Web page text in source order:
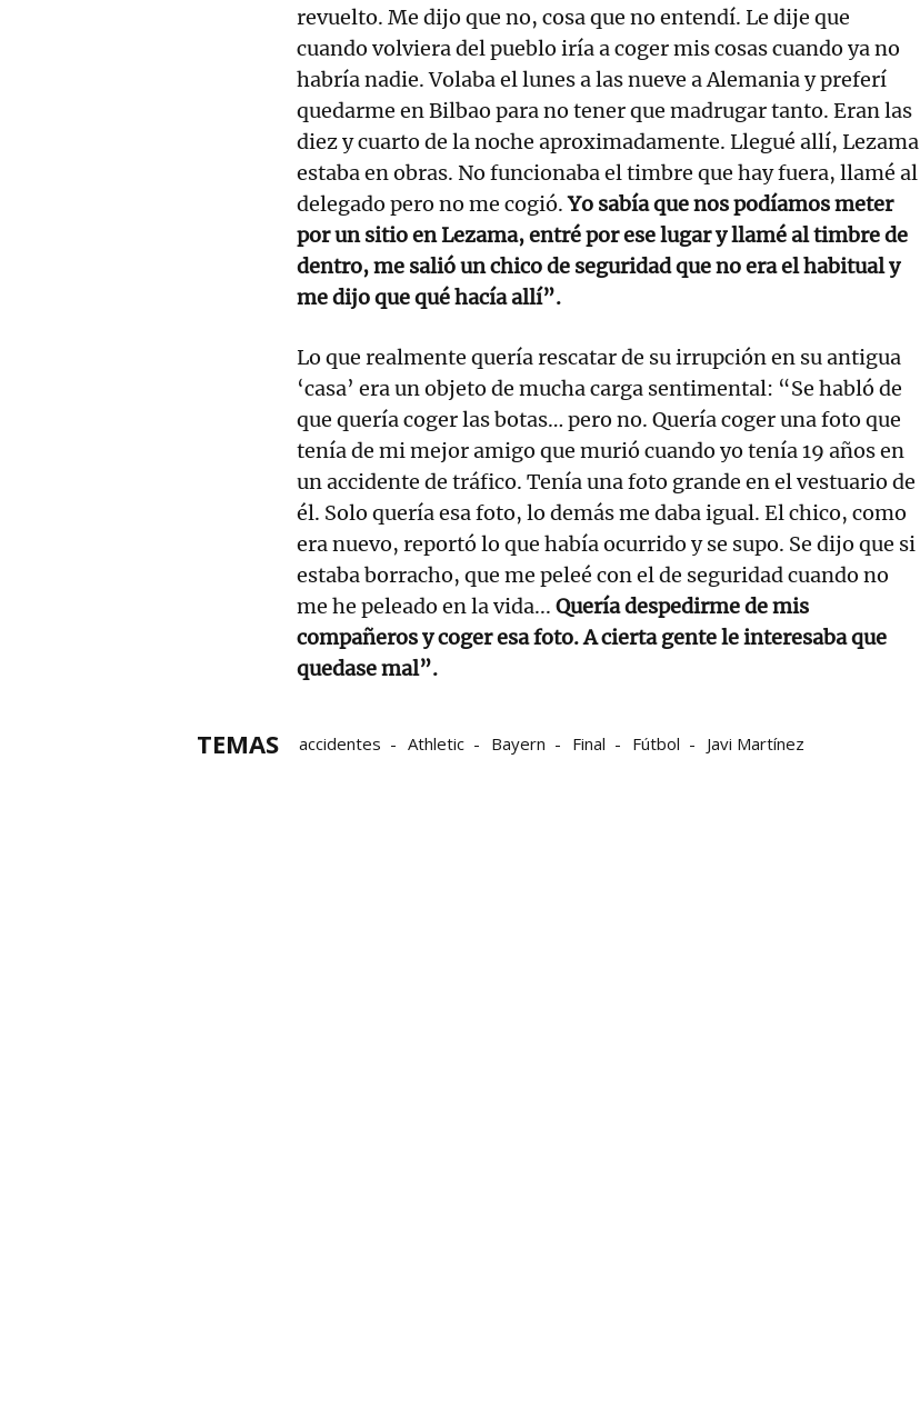
revuelto. Me dijo que no, cosa que no entendí. Le dije que
cuando volviera del pueblo iría a coger mis cosas cuando ya no
habría nadie. Volaba el lunes a las nueve a Alemania y preferí
quedarme en Bilbao para no tener que madrugar tanto. Eran las
diez y cuarto de la noche aproximadamente. Llegué allí, Lezama
estaba en obras. No funcionaba el timbre que hay fuera, llamé al
delegado pero no me cogió.Yo sabía que nos podíamos meter
por un sitio en Lezama, entré por ese lugar y llamé al timbre de
dentro, me salió un chico de seguridad que no era el habitual y
me dijo que qué hacía allí”.
Lo que realmente quería rescatar de su irrupción en su antigua
‘casa’ era un objeto de mucha carga sentimental: “Se habló de
que quería coger las botas… pero no. Quería coger una foto que
tenía de mi mejor amigo que murió cuando yo tenía 19 años en
un accidente de tráfico. Tenía una foto grande en el vestuario de
él. Solo quería esa foto, lo demás me daba igual. El chico, como
era nuevo, reportó lo que había ocurrido y se supo. Se dijo que si
estaba borracho, que me peleé con el de seguridad cuando no
me he peleado en la vida... Quería despedirme de mis
compañeros y coger esa foto. A cierta gente le interesaba que
quedase mal”.
TEMAS accidentes Athletic Bayern Final Fútbol Javi Martínez